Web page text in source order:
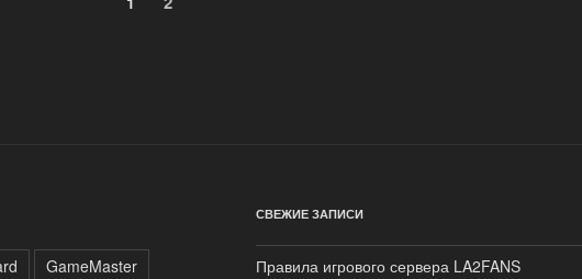
GameMaster
СВЕЖИЕ ЗАПИСИ
Правила игрового сервера LA2FANS